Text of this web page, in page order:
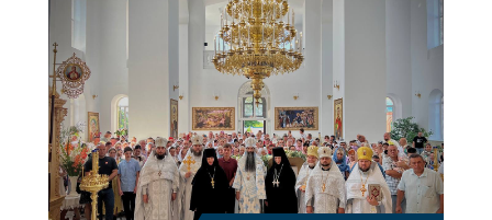
святих мощей, передана зі Святої Гори Афон.
Також для поклоніння вірянам […]